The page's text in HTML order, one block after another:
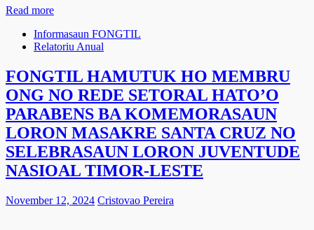
Read more
Informasaun FONGTIL
Relatoriu Anual
FONGTIL HAMUTUK HO MEMBRU
ONG NO REDE SETORAL HATO’O
PARABENS BA KOMEMORASAUN
LORON MASAKRE SANTA CRUZ NO
SELEBRASAUN LORON JUVENTUDE
NASIOAL TIMOR-LESTE
November 12, 2024 Cristovao Pereira